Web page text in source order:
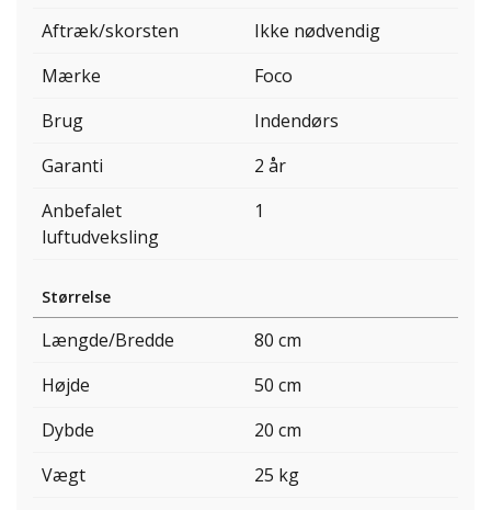
Aftræk/skorsten
Ikke nødvendig
Mærke
Foco
Brug
Indendørs
Garanti
2 år
Anbefalet
luftudveksling
1
Størrelse
Længde/Bredde
80 cm
Højde
50 cm
Dybde
20 cm
Vægt
25 kg